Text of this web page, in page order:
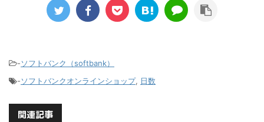
-ソフトバンク（softbank）
-ソフトバンクオンラインショップ, 日数
関連記事